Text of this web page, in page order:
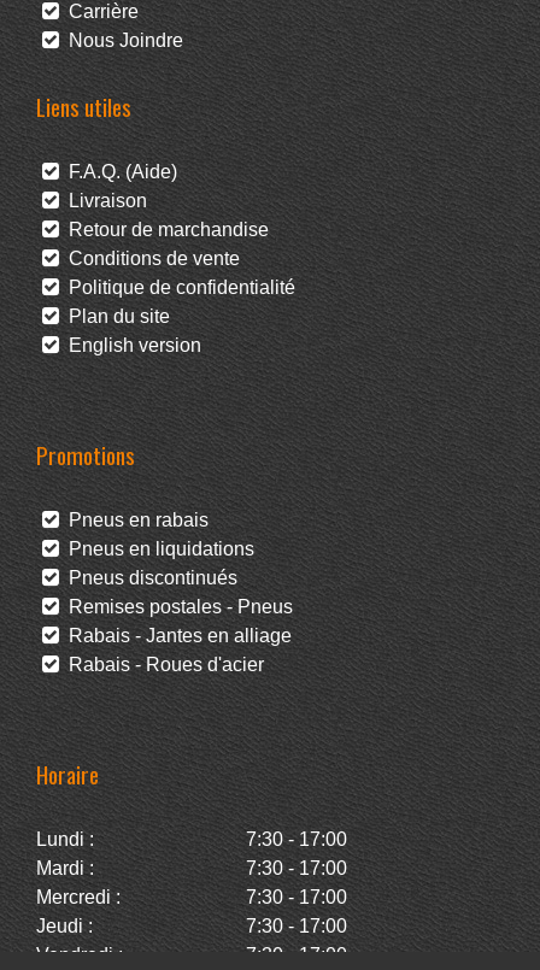
Carrière
Nous Joindre
Liens utiles
F.A.Q. (Aide)
Livraison
Retour de marchandise
Conditions de vente
Politique de confidentialité
Plan du site
English version
Promotions
Pneus en rabais
Pneus en liquidations
Pneus discontinués
Remises postales - Pneus
Rabais - Jantes en alliage
Rabais - Roues d'acier
Horaire
Lundi :
7:30 - 17:00
Mardi :
7:30 - 17:00
Mercredi :
7:30 - 17:00
Jeudi :
7:30 - 17:00
Vendredi :
7:30 - 17:00